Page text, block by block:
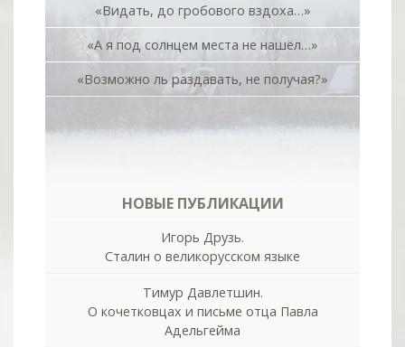
«Видать, до гробового вздоха…»
«А я под солнцем места не нашёл…»
«Возможно ль раздавать, не получая?»
НОВЫЕ ПУБЛИКАЦИИ
Игорь Друзь.
Сталин о великорусском языке
Тимур Давлетшин.
О кочетковцах и письме отца Павла
Адельгейма